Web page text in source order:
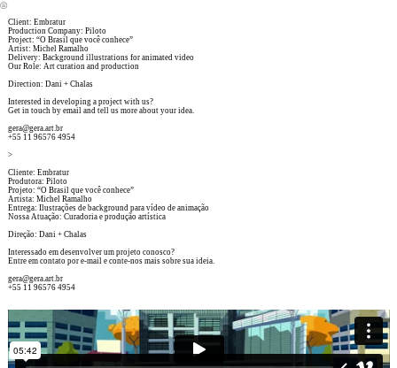
︎
Client: Embratur
Production Company: Piloto
Project: “O Brasil que você conhece”
Artist: Michel Ramalho
Delivery: Background illustrations for animated video
Our Role: Art curation and production
Direction: Dani + Chalas
Interested in developing a project with us?
Get in touch by email and tell us more about your idea.
gera@gera.art.br
+55 11 96576 4954
>
Cliente: Embratur
Produtora: Piloto
Projeto: “O Brasil que você conhece”
Artista: Michel Ramalho
Entrega: Ilustrações de background para vídeo de animação
Nossa Atuação: Curadoria e produção artística
Direção: Dani + Chalas
Interessado em desenvolver um projeto conosco?
Entre em contato por e-mail e conte-nos mais sobre sua ideia.
gera@gera.art.br
+55 11 96576 4954